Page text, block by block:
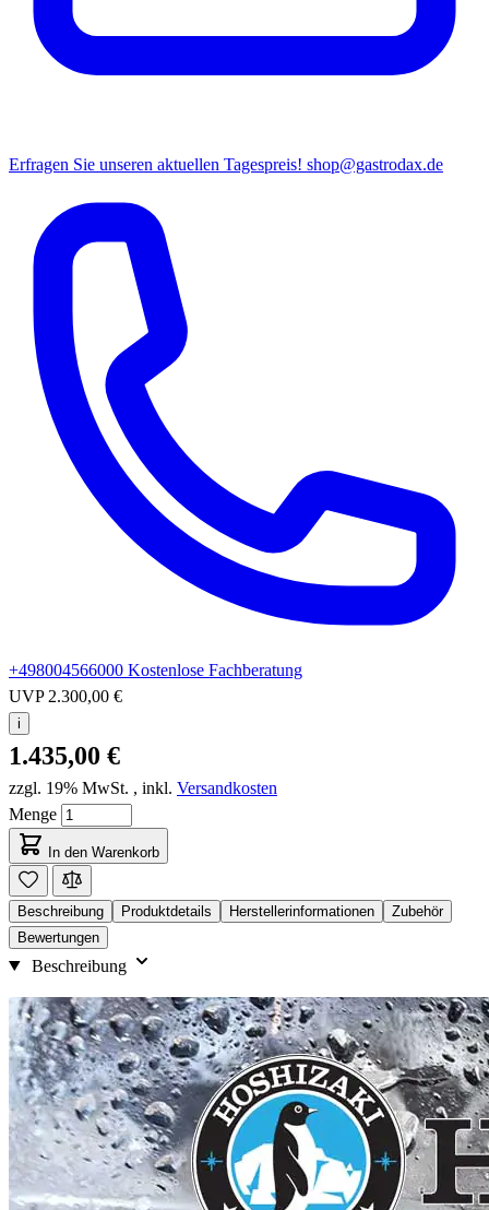
Erfragen Sie unseren aktuellen Tagespreis! shop@gastrodax.de
+498004566000 Kostenlose Fachberatung
UVP 2.300,00 €
i
1.435,00 €
zzgl. 19% MwSt. , inkl. Versandkosten
Menge
In den Warenkorb
Beschreibung Produktdetails Herstellerinformationen
Zubehör
Bewertungen
Beschreibung